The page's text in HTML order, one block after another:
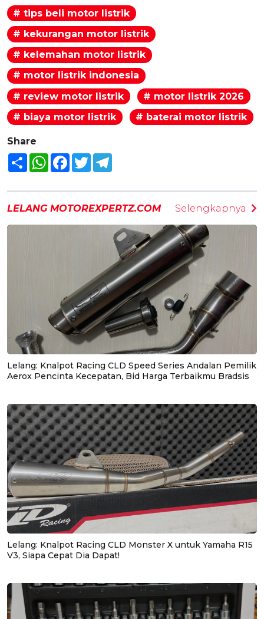
# tips beli motor listrik
# kekurangan motor listrik
# kelemahan motor listrik
# motor listrik indonesia
# review motor listrik
# motor listrik 2026
# biaya motor listrik
# baterai motor listrik
Share
Share WhatsAppFacebook
Twitter
LELANG MOTOREXPERTZ.COM Selengkapnya
Lelang: Knalpot Racing CLD Speed Series Andalan Pemilik
Aerox Pencinta Kecepatan, Bid Harga Terbaikmu Bradsis
Lelang: Knalpot Racing CLD Monster X untuk Yamaha R15
V3, Siapa Cepat Dia Dapat!